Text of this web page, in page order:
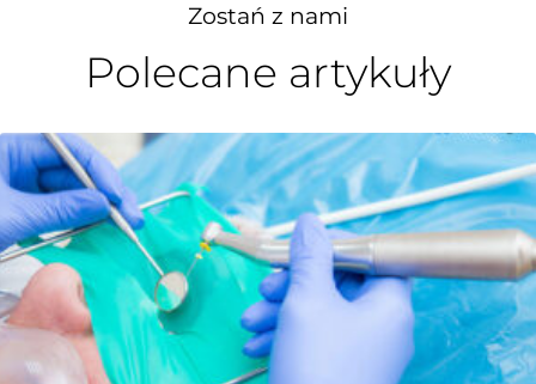
Zostań z nami
Polecane artykuły